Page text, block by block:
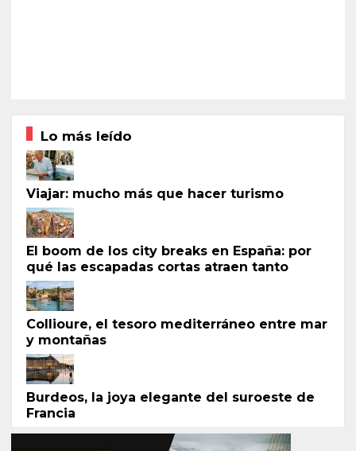
Lo más leído
Viajar: mucho más que hacer turismo
El boom de los city breaks en España: por
qué las escapadas cortas atraen tanto
Collioure, el tesoro mediterráneo entre mar
y montañas
Burdeos, la joya elegante del suroeste de
Francia